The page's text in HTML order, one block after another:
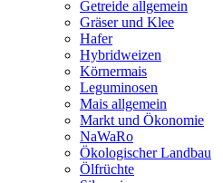
Getreide allgemein
Gräser und Klee
Hafer
Hybridweizen
Körnermais
Leguminosen
Mais allgemein
Markt und Ökonomie
NaWaRo
Ökologischer Landbau
Ölfrüchte